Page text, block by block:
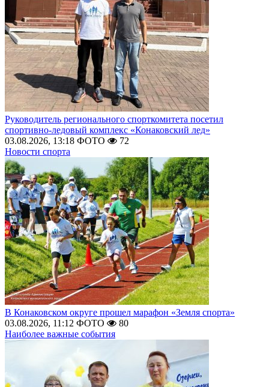
Руководитель регионального спорткомитета посетил
спортивно-ледовый комплекс «Конаковский лед»
03.08.2026, 13:18 ФОТО
72
Новости спорта
В Конаковском округе прошел марафон «Земля спорта»
03.08.2026, 11:12 ФОТО
80
Наиболее важные события